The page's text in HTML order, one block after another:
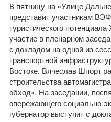
В пятницу на «Улице
представит участникам
туристического
участие в пленарном
с докладом на одной из
транспортной
Востоке. Вячеслав Шпорт
строительства
обход». На заседании,
опережающего социально-
губернатор выступит с